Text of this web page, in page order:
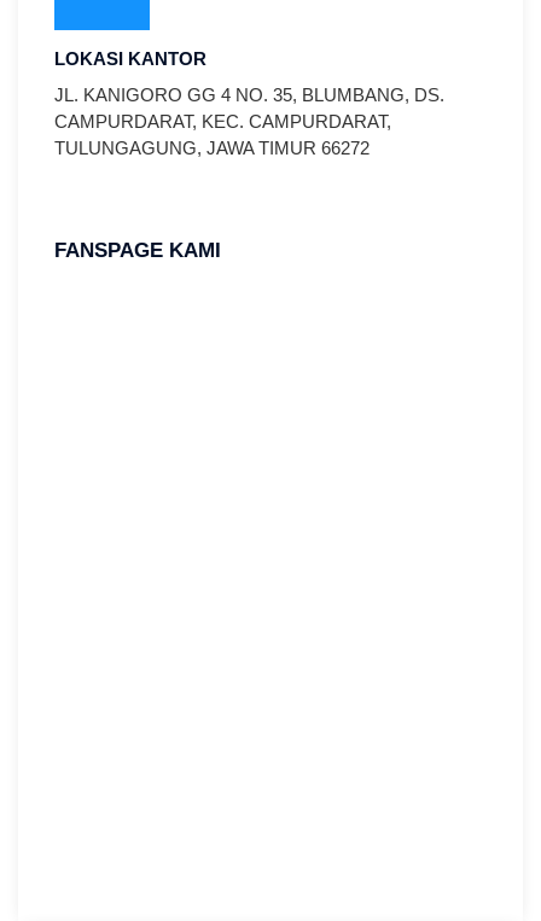
LOKASI KANTOR
JL. KANIGORO GG 4 NO. 35, BLUMBANG, DS.
CAMPURDARAT, KEC. CAMPURDARAT,
TULUNGAGUNG, JAWA TIMUR 66272
FANSPAGE KAMI